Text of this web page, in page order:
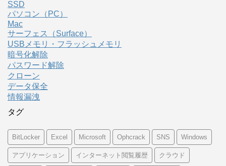
SSD
パソコン（PC）
Mac
サーフェス（Surface）
USBメモリ・フラッシュメモリ
暗号化解除
パスワード解除
クローン
データ保全
情報漏洩
タグ
BitLocker Excel Microsoft Ophcrack SNS Windows
アプリケーション インターネット閲覧履歴 クラウド